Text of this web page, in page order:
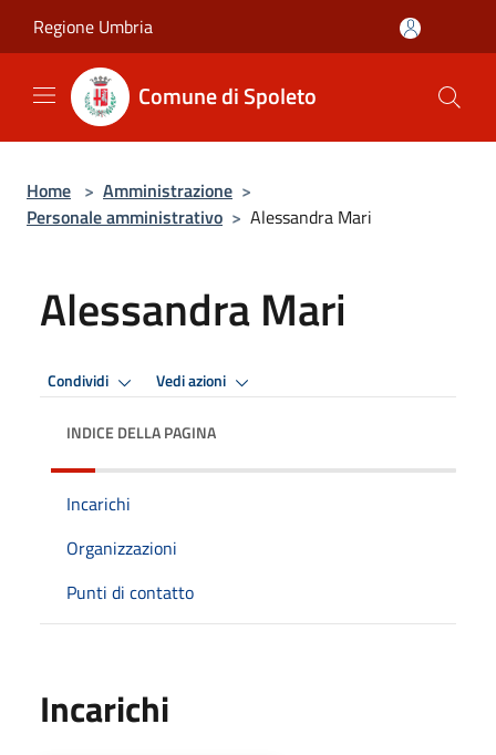
Regione Umbria
Comune di Spoleto
Home > Amministrazione >
Personale amministrativo > Alessandra Mari
Alessandra Mari
Condividi Vedi azioni
INDICE DELLA PAGINA
Incarichi
Organizzazioni
Punti di contatto
Incarichi